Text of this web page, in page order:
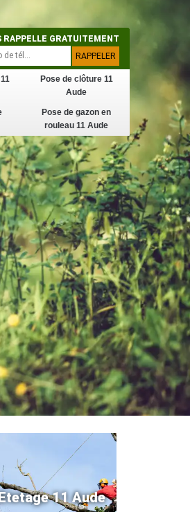
Pose de clôture 11
Aude
Pose de gazon en
rouleau 11 Aude
RAPPELLE GRATUITEMENT
11 Aude